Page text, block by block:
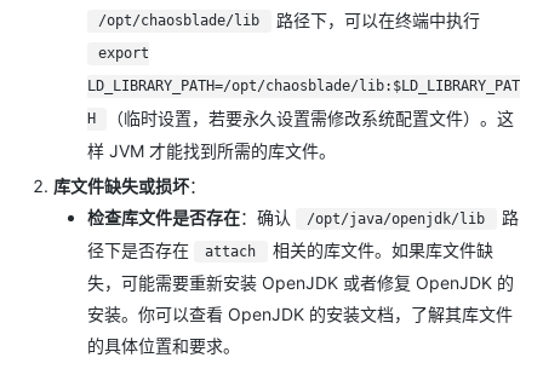
library path: /opt/java/openjdk/lib\n exit status
255","result":"71993e0ca33b95f8"}
/opt/chaosblade/lib 路径下，可以在终端中执行
export
LD_LIBRARY_PATH=/opt/chaosblade/lib:$LD_LIBRARY_PAT
H
（临时设置，若要永久设置需修改系统配置文件）。这
样 JVM 才能找到所需的库文件。
库文件缺失或损坏：
检查库文件是否存在：确认 /opt/java/openjdk/lib
路
径下是否存在
attach
相关的库文件。如果库文件缺
失，可能需要重新安装 OpenJDK 或者修复 OpenJDK 的
安装。你可以查看 OpenJDK 的安装文档，了解其库文件
的具体位置和要求。